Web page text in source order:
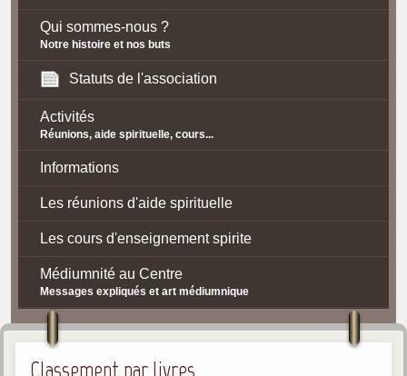
Qui sommes-nous ?
Notre histoire et nos buts
Statuts de l'association
Activités
Réunions, aide spirituelle, cours...
Informations
Les réunions d'aide spirituelle
Les cours d'enseignement spirite
Médiumnité au Centre
Messages expliqués et art médiumnique
Contact / Accès
Plan d'accès
Classement par livres